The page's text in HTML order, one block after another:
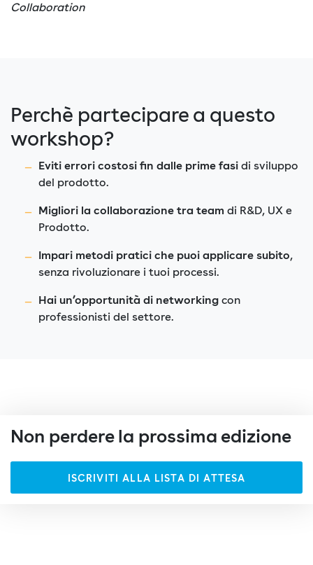
Collaboration
Perchè partecipare a questo
workshop?
Eviti errori costosi fin dalle prime fasi di sviluppo
del prodotto.
Migliori la collaborazione tra team di R&D, UX e
Prodotto.
Impari metodi pratici che puoi applicare subito,
senza rivoluzionare i tuoi processi.
Hai un’opportunità di networking con
professionisti del settore.
Non perdere la prossima edizione
ISCRIVITI ALLA LISTA DI ATTESA